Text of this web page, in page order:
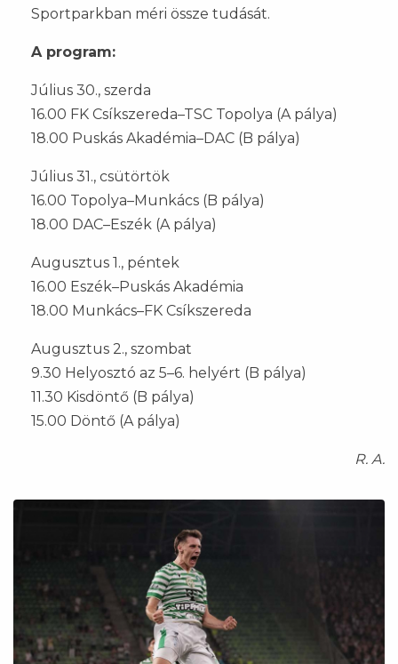
Sportparkban méri össze tudását.
A program:
Július 30., szerda
16.00 FK Csíkszereda–TSC Topolya (A pálya)
18.00 Puskás Akadémia–DAC (B pálya)
Július 31., csütörtök
16.00 Topolya–Munkács (B pálya)
18.00 DAC–Eszék (A pálya)
Augusztus 1., péntek
16.00 Eszék–Puskás Akadémia
18.00 Munkács–FK Csíkszereda
Augusztus 2., szombat
9.30 Helyosztó az 5–6. helyért (B pálya)
11.30 Kisdöntő (B pálya)
15.00 Döntő (A pálya)
R. A.